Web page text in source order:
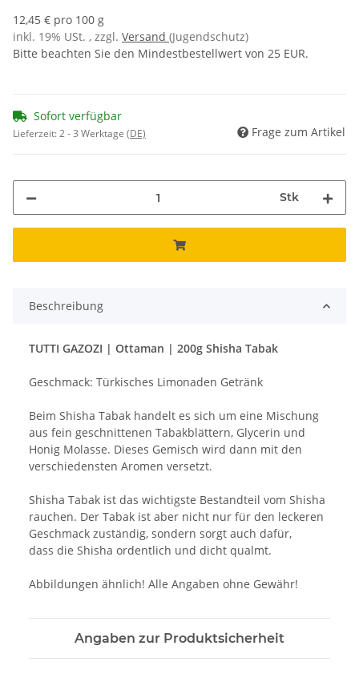
12,45 € pro 100 g
inkl. 19% USt. , zzgl. Versand (Jugendschutz)
Bitte beachten Sie den Mindestbestellwert von 25 EUR.
Sofort verfügbar
Lieferzeit:2 - 3 Werktage (DE) Frage zum Artikel
Stk
Beschreibung
TUTTI GAZOZI | Ottaman | 200g Shisha Tabak
Geschmack: Türkisches Limonaden Getränk
Beim Shisha Tabak handelt es sich um eine Mischung
aus fein geschnittenen Tabakblättern, Glycerin und
Honig Molasse. Dieses Gemisch wird dann mit den
verschiedensten Aromen versetzt.
Shisha Tabak ist das wichtigste Bestandteil vom Shisha
rauchen. Der Tabak ist aber nicht nur für den leckeren
Geschmack zuständig, sondern sorgt auch dafür,
dass die Shisha ordentlich und dicht qualmt.
Abbildungen ähnlich! Alle Angaben ohne Gewähr!
Angaben zur Produktsicherheit